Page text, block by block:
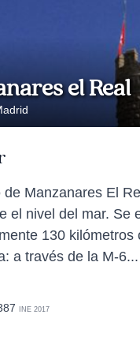
el Real
de Manzanares El
el nivel del mar. Se
130
a través de la M-6...
INE 2017